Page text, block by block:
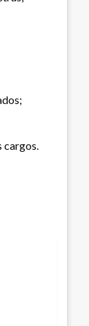
cargos.